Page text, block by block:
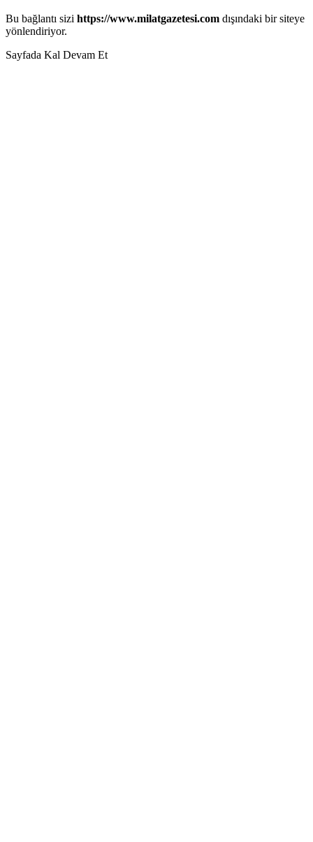
Bu bağlantı sizi https://www.milatgazetesi.com dışındaki bir siteye
yönlendiriyor.
Sayfada Kal Devam Et